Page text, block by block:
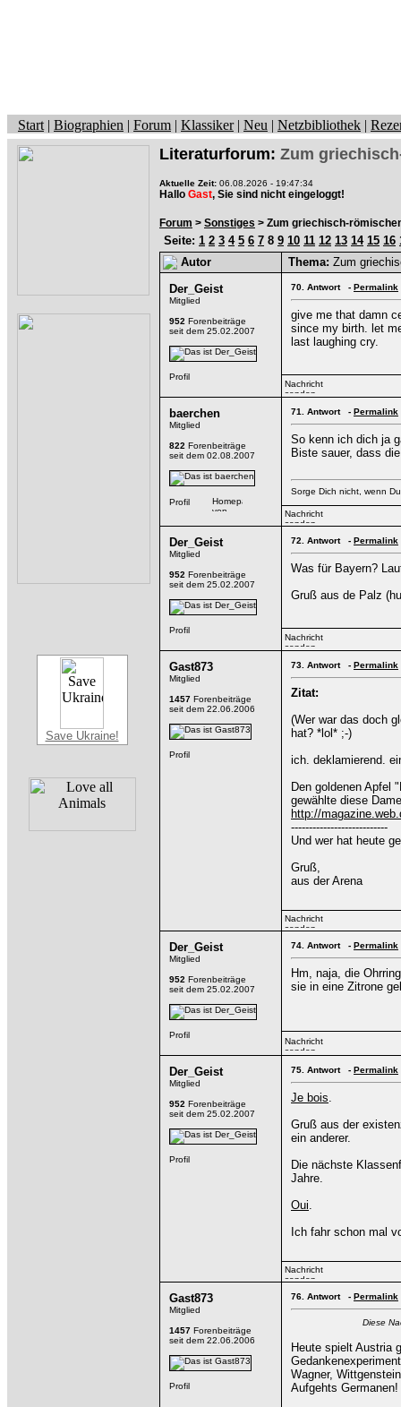
Start | Biographien | Forum | Klassiker| Neu | Netzbibliothek |
Save Ukraine!
Literaturforum: Zum
Aktuelle Zeit: 06.08.2026 - 19:47:34
Hallo Gast, Sie sind nicht eingeloggt!
Forum > Sonstiges > Zum griechisch-
Seite: 1 2 3 4 5 6 7 8 9 10 11 12 13 14 15 16
Autor
Thema: Zum
Der_Geist
Mitglied
952 Forenbeiträge
seit dem 25.02.2007
70. Antwort - Permalink
give me that damn
since my birth. let
last laughing cry.
baerchen
Mitglied
822 Forenbeiträge
seit dem 02.08.2007
71. Antwort - Permalink
So kenn ich dich ja
Biste sauer, dass
Sorge Dich nicht, wenn
Der_Geist
Mitglied
952 Forenbeiträge
seit dem 25.02.2007
72. Antwort - Permalink
Was für Bayern?
Gruß aus de Palz
Gast873
Mitglied
1457 Forenbeiträge
seit dem 22.06.2006
73. Antwort - Permalink
Zitat:
(Wer war das doch
hat? *lol* ;-)
ich. deklamierend.
Den goldenen Apfel
gewählte diese
http://
---------------------------
Und wer hat heute
Gruß,
aus der Arena
Der_Geist
Mitglied
952 Forenbeiträge
seit dem 25.02.2007
74. Antwort - Permalink
Hm, naja, die
sie in eine Zitrone
Der_Geist
Mitglied
952 Forenbeiträge
seit dem 25.02.2007
75. Antwort - Permalink
Je bois.
Gruß aus der
ein anderer.
Die nächste
Jahre.
Oui.
Ich fahr schon mal
Gast873
Mitglied
1457 Forenbeiträge
seit dem 22.06.2006
76. Antwort - Permalink
Diese
Heute spielt Austria
Wagner,
Aufgehts